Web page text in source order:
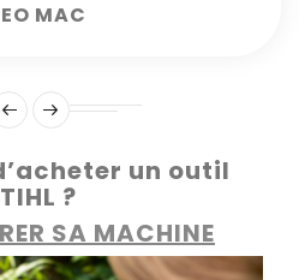
MAC
un outil
?
SA MACHINE